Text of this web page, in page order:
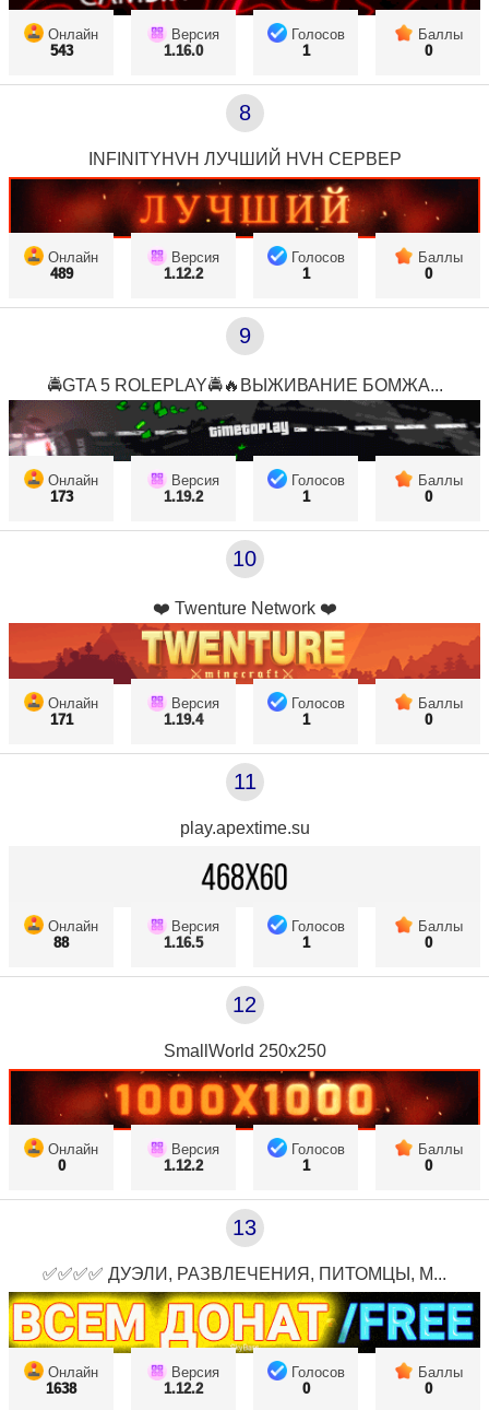
Онлайн
543
Версия
1.16.0
Голосов
1
Баллы
0
8
INFINITYHVH ЛУЧШИЙ HVH СЕРВЕР
Онлайн
489
Версия
1.12.2
Голосов
1
Баллы
0
9
🚔GTA 5 ROLEPLAY🚔🔥ВЫЖИВАНИЕ БОМЖА...
Онлайн
173
Версия
1.19.2
Голосов
1
Баллы
0
10
❤️ Twenture Network ❤️
Онлайн
171
Версия
1.19.4
Голосов
1
Баллы
0
11
play.apextime.su
Онлайн
88
Версия
1.16.5
Голосов
1
Баллы
0
12
SmallWorld 250х250
Онлайн
0
Версия
1.12.2
Голосов
1
Баллы
0
13
✅✅✅✅ ДУЭЛИ, РАЗВЛЕЧЕНИЯ, ПИТОМЦЫ, М...
Онлайн
1638
Версия
1.12.2
Голосов
0
Баллы
0